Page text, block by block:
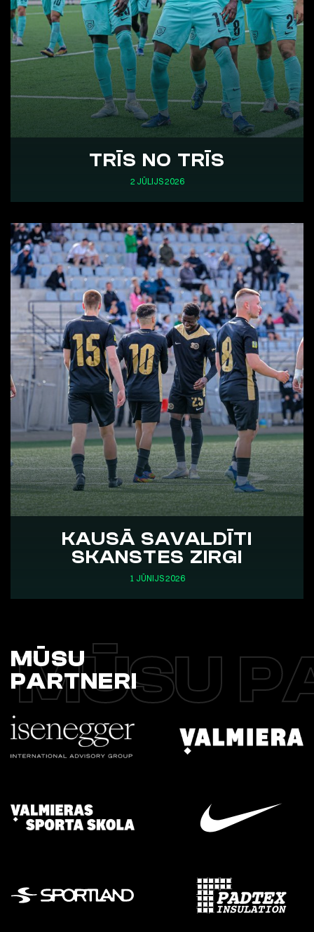
TRĪS NO TRĪS
2 JŪLIJS 2026
KAUSĀ SAVALDĪTI
SKANSTES ZIRGI
1 JŪNIJS 2026
MŪSU
MŪSU
PARTNERI